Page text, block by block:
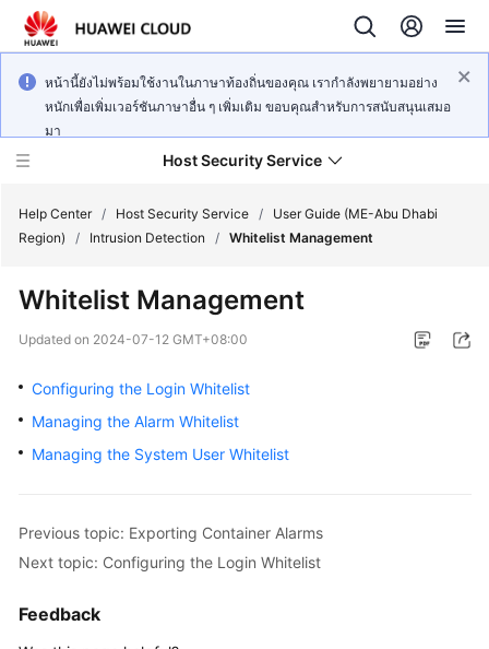
หน้านี้ยังไม่พร้อมใช้งานในภาษาท้องถิ่นของคุณ เรากำลังพยายามอย่าง
หนักเพื่อเพิ่มเวอร์ชันภาษาอื่น ๆ เพิ่มเติม ขอบคุณสำหรับการสนับสนุนเสมอ
มา
Host Security Service
New
Poster
Service
Overview
Getting
Help Center / Host Security Service /
User Guide (ME-Abu Dhabi
Region)
/ Intrusion Detection / Whitelist Management
Whitelist Management
Updated on 2024-07-12 GMT+08:00
Configuring the Login Whitelist
Managing the Alarm Whitelist
Managing the System User Whitelist
Previous topic: Exporting Container Alarms
Next topic: Configuring the Login Whitelist
Feedback